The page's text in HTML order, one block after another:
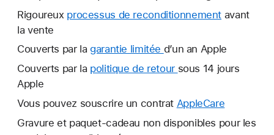
Rigoureux processus de reconditionnement avant
la vente
Couverts par la garantie limitée Une
nouvelle
d’un an Apple
Couverts par la politique de retour Une
fenêtre
sous 14 jours
Apple
Vous pouvez souscrire un contrat AppleCare
nouvelle
Gravure et paquet-cadeau non disponibles pour les